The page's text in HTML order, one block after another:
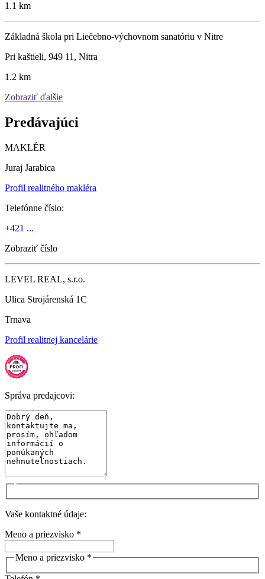
1.1 km
Základná škola pri Liečebno-výchovnom sanatóriu v Nitre
Pri kaštieli, 949 11, Nitra
1.2 km
Zobraziť ďalšie
Predávajúci
MAKLÉR
Juraj Jarabica
Profil realitného makléra
Telefónne číslo:
+421 ...
Zobraziť číslo
LEVEL REAL, s.r.o.
Ulica Strojárenská 1C
Trnava
Profil realitnej kancelárie
Správa predajcovi:
Vaše kontaktné údaje:
Meno a priezvisko *
Meno a priezvisko *